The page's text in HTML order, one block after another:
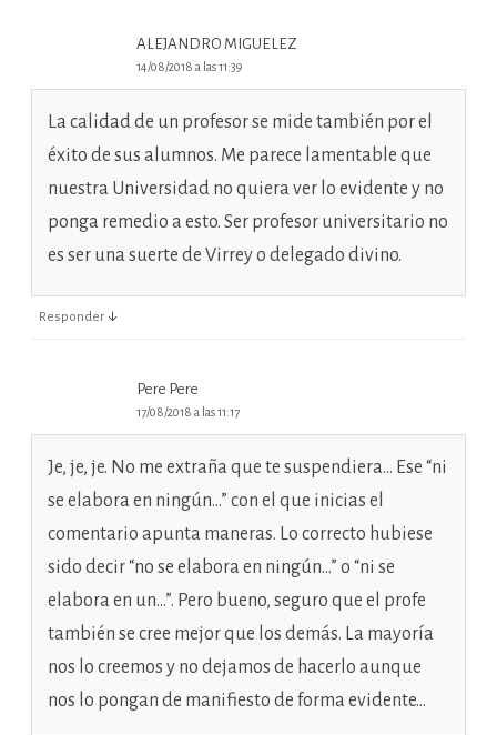
ALEJANDRO MIGUELEZ
14/08/2018 a las 11:39
La calidad de un profesor se mide también por el
éxito de sus alumnos. Me parece lamentable que
nuestra Universidad no quiera ver lo evidente y no
ponga remedio a esto. Ser profesor universitario no
es ser una suerte de Virrey o delegado divino.
Responder ↓
Pere Pere
17/08/2018 a las 11:17
Je, je, je. No me extraña que te suspendiera… Ese “ni
se elabora en ningún…” con el que inicias el
comentario apunta maneras. Lo correcto hubiese
sido decir “no se elabora en ningún…” o “ni se
elabora en un…”. Pero bueno, seguro que el profe
también se cree mejor que los demás. La mayoría
nos lo creemos y no dejamos de hacerlo aunque
nos lo pongan de manifiesto de forma evidente…